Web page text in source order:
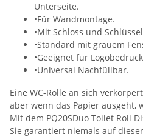
Unterseite.
•Für Wandmontage.
•Mit Schloss und
•Standard mit grauem
•Geeignet für
•Universal Nachfüllbar.
Eine WC-Rolle an sich
aber wenn das Papier ausgeht,
Mit dem PQ20SDuo Toilet Roll
Sie garantiert niemals auf